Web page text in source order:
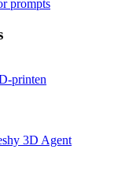
prompts
printen
3D Agent